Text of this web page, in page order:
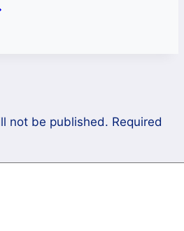
not be published. Required